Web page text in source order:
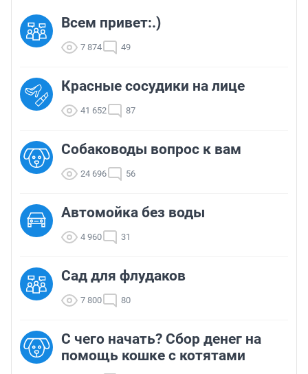
Всем привет:.)
7 874 49
Красные сосудики на лице
41 652 87
Собаководы вопрос к вам
24 696 56
Автомойка без воды
4 960 31
Сад для флудаков
7 800 80
С чего начать? Сбор денег на
помощь кошке с котятами